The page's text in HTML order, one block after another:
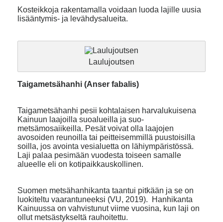
Kosteikkoja rakentamalla voidaan luoda lajille uusia
lisääntymis- ja levähdysalueita.
Laulujoutsen
Taigametsähanhi (Anser fabalis)
Taigametsähanhi pesii kohtalaisen harvalukuisena
Kainuun laajoilla suoalueilla ja suo-
metsämosaiikeilla. Pesät voivat olla laajojen
avosoiden reunoilla tai peitteisemmillä puustoisilla
soilla, jos avointa vesialuetta on lähiympäristössä.
Laji palaa pesimään vuodesta toiseen samalle
alueelle eli on kotipaikkauskollinen.
Suomen metsähanhikanta taantui pitkään ja se on
luokiteltu vaarantuneeksi (VU, 2019). Hanhikanta
Kainuussa on vahvistunut viime vuosina, kun laji on
ollut metsästykseltä rauhoitettu.